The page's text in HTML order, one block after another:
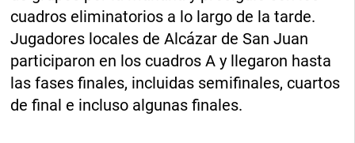
cuadros eliminatorios a lo largo de la tarde.
Jugadores locales de Alcázar de San Juan
participaron en los cuadros A y llegaron hasta
las fases finales, incluidas semifinales, cuartos
de final e incluso algunas finales.